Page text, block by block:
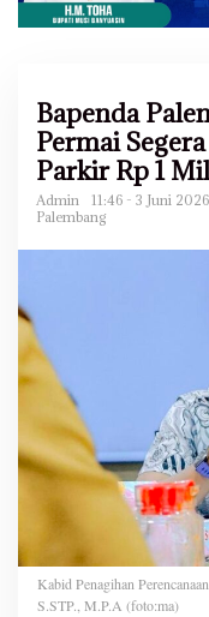
Bapenda
Permai
Parkir Rp 1
Admin
11:46 - 3 Juni 2026
Palembang
Kabid Penagihan
S.STP., M.P.A (foto:ma)